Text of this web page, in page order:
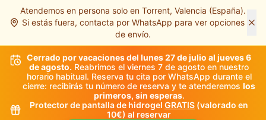
Saltar al contenido principal
Atendemos en persona solo en Torrent, Valencia (España).
Si estás fuera, contacta por WhatsApp para ver opciones
de envío.
Cerrado por vacaciones del lunes 27 de julio al jueves 6
de agosto. Reabrimos el viernes 7 de agosto en nuestro
horario habitual. Reserva tu cita por WhatsApp durante el
cierre: recibirás tu número de reserva y te atenderemos los
primeros, sin esperas.
Protector de pantalla de hidrogel GRATIS (valorado en
10€) al reservar